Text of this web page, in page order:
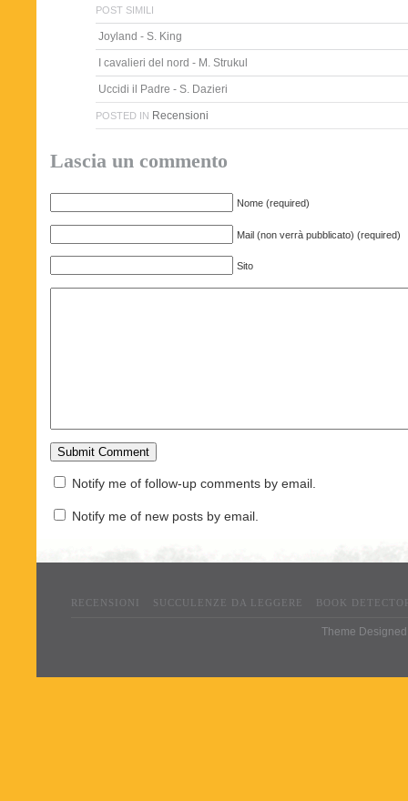
POST SIMILI
Joyland - S. King
I cavalieri del nord - M. Strukul
Uccidi il Padre - S. Dazieri
POSTED IN Recensioni
Lascia un commento
Nome (required)
Mail (non verrà pubblicato) (required)
Sito
Notify me of follow-up comments by email.
Notify me of new posts by email.
RECENSIONI SUCCULENZE DA LEGGERE BOOK
Theme